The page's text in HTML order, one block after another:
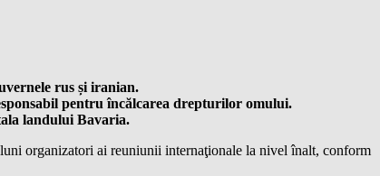
rus și iranian.
pentru încălcarea drepturilor omului.
landului Bavaria.
organizatori ai reuniunii internaţionale la nivel înalt, conform